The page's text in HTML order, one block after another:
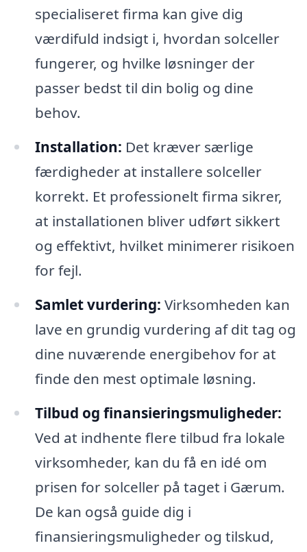
specialiseret firma kan give dig
værdifuld indsigt i, hvordan solceller
fungerer, og hvilke løsninger der
passer bedst til din bolig og dine
behov.
Installation: Det kræver særlige
færdigheder at installere solceller
korrekt. Et professionelt firma sikrer,
at installationen bliver udført sikkert
og effektivt, hvilket minimerer risikoen
for fejl.
Samlet vurdering: Virksomheden kan
lave en grundig vurdering af dit tag og
dine nuværende energibehov for at
finde den mest optimale løsning.
Tilbud og finansieringsmuligheder:
Ved at indhente flere tilbud fra lokale
virksomheder, kan du få en idé om
prisen for solceller på taget i Gærum.
De kan også guide dig i
finansieringsmuligheder og tilskud,